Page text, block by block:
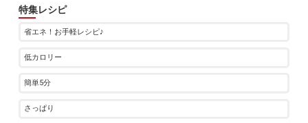
特集レシピ
省エネ！お手軽レシピ♪
低カロリー
簡単5分
さっぱり